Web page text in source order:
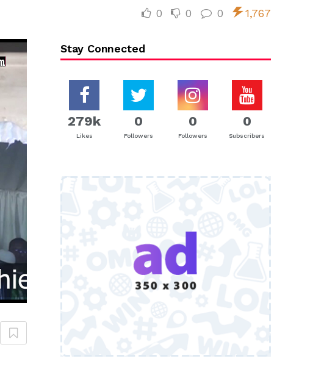
0 0 0 1,767
Stay Connected
279k
Likes
0
Followers
0
Followers
0
Subscribers